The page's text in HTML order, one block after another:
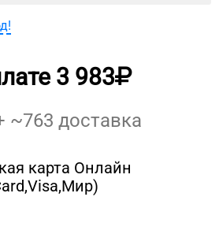
3 983
~763 доставка
карта Онлайн